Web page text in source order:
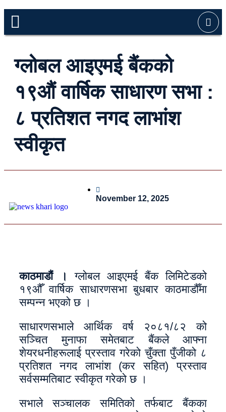
ग्लोबल आइएमई बैंकको
१९औं वार्षिक साधारण सभा :
८ प्रतिशत नगद लाभांश
स्वीकृत
November 12, 2025
काठमाडौं ।
ग्लोबल आइएमई बैंक लिमिटेडको
१९औँ वार्षिक साधारणसभा बुधबार काठमाडौँमा
सम्पन्न भएको छ ।
साधारणसभाले आर्थिक वर्ष २०८१/८२ को
सञ्चित मुनाफा समेतबाट बैंकले आफ्ना
शेयरधनीहरूलाई प्रस्ताव गरेको चुँक्ता पुँजीको ८
प्रतिशत नगद लाभांश (कर सहित) प्रस्ताव
सर्वसम्मतिबाट स्वीकृत गरेको छ ।
सभाले सञ्चालक समितिको तर्फबाट बैंकका